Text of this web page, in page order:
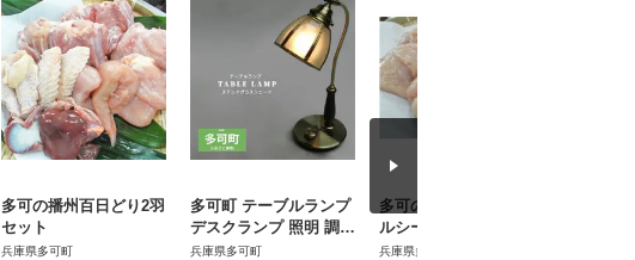
多可の播州百日どり2羽
セット
兵庫県多可町
多可町 テーブルランプ
デスクランプ 照明 調光
電球付き ステンドガラ
兵庫県多可町
多可の播州百日どりヘ
ルシーセット(計2kg)
兵庫県多可町